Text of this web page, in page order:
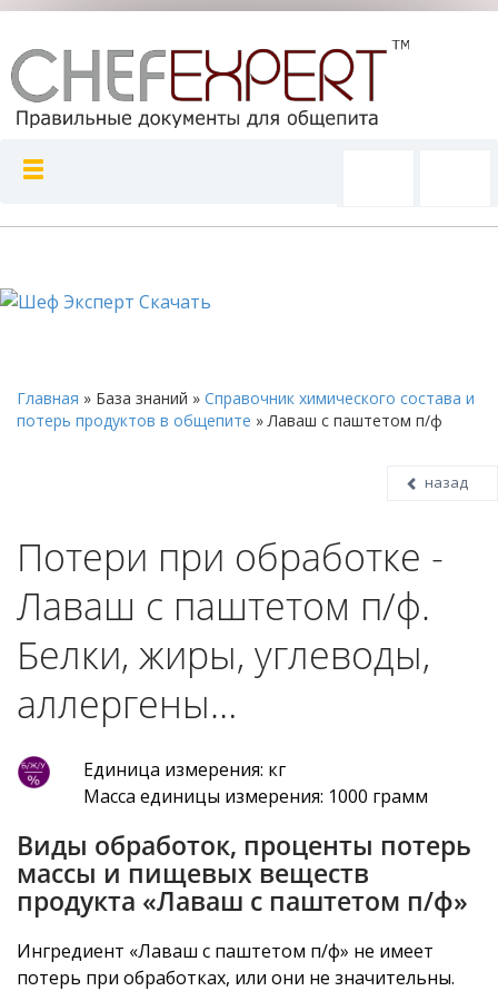
Главная » База знаний » Справочник химического состава и
потерь продуктов в общепите »Лаваш с паштетом п/ф
назад
Потери при обработке -
Лаваш с паштетом п/ф.
Белки, жиры, углеводы,
аллергены…
Единица измерения: кг
Масса единицы измерения: 1000 грамм
Виды обработок, проценты потерь
массы и пищевых веществ
продукта «Лаваш с паштетом п/ф»
Ингредиент «Лаваш с паштетом п/ф» не имеет
потерь при обработках, или они не значительны.